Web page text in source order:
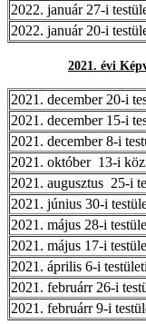
2022. január 27-i
2022. január 20-i
2021. évi
2021. december 20-i
2021. december 15-i
2021. december 8-i
2021. október 13-i
2021. augusztus 25-i
2021. június 30-i
2021. május 28-i
2021. május 17-i
2021. április 6-i
2021. februárr 26-i
2021. februárr 9-i